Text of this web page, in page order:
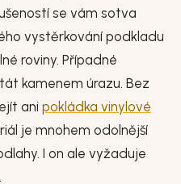
se vám sotva
vystěrkování podkladu
roviny. Případné
kamenem úrazu. Bez
ani pokládka vinylové
je mnohem odolnější
I on ale vyžaduje